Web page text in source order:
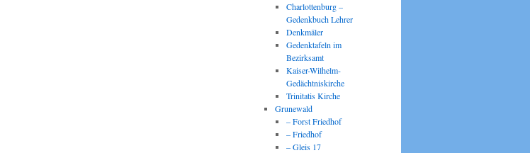
Charlottenburg –
Gedenkbuch Lehrer
Denkmäler
Gedenktafeln im
Bezirksamt
Kaiser-Wilhelm-
Gedächtniskirche
Trinitatis Kirche
Grunewald
– Forst Friedhof
– Friedhof
– Gleis 17